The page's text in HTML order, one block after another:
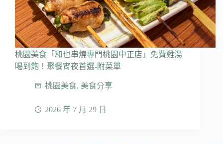
桃園美食「和也串燒專門桃園中正店」免費雞湯
喝到飽！聚餐宵夜首選-附菜單
桃園美食, 美食分享
2026 年 7 月 29 日